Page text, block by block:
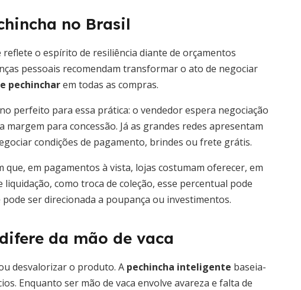
no Brasil
o espírito de resiliência diante de orçamentos
pessoais recomendam transformar o ato de negociar
pechincharem todas as compras.
perfeito para essa prática: o vendedor espera negociação
para concessão. Já as grandes redes apresentam
condições de pagamento, brindes ou frete grátis.
em pagamentos à vista, lojas costumam oferecer, em
liquidação, como troca de coleção, esse percentual pode
ser direcionada a poupança ou investimentos.
da mão de vaca
desvalorizar o produto. A pechincha inteligente baseia-
Enquanto ser mão de vaca envolve avareza e falta de